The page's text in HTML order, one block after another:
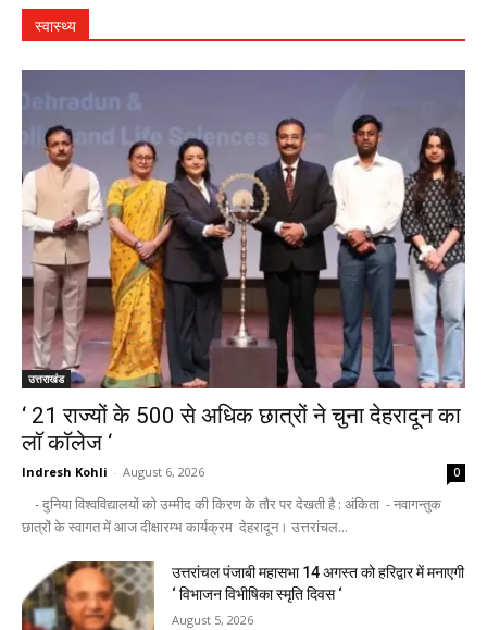
स्वास्थ्य
उत्तराखंड
‘ 21 राज्यों के 500 से अधिक छात्रों ने चुना देहरादून का
लाॅ काॅलेज ‘
Indresh Kohli - August 6, 2026 0
- दुनिया विश्वविद्यालयों को उम्मीद की किरण के तौर पर देखती है : अंकिता - नवागन्तुक
छात्रों के स्वागत में आज दीक्षारम्भ कार्यक्रम देहरादून। उत्तरांचल...
उत्तरांचल पंजाबी महासभा 14 अगस्त को हरिद्वार में मनाएगी
‘ विभाजन विभीषिका स्मृति दिवस ‘
August 5, 2026